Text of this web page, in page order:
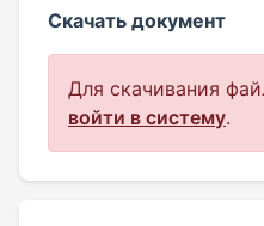
Скачать документ
Для скачивания
войти в систему.